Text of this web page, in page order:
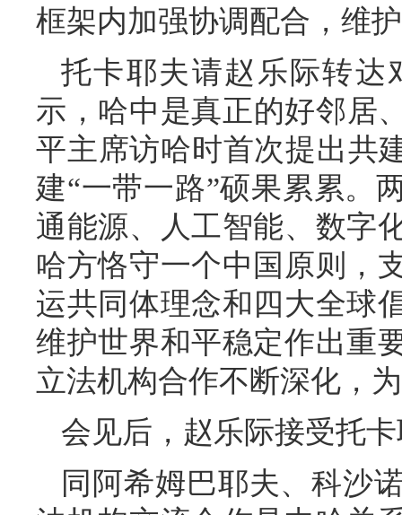
框架内加强协调配合，维
托卡耶夫请赵乐际转达
示，哈中是真正的好邻居
平主席访哈时首次提出共
建“一带一路”硕果累累。
通能源、人工智能、数字
哈方恪守一个中国原则，
运共同体理念和四大全球
维护世界和平稳定作出重
立法机构合作不断深化，
会见后，赵乐际接受托
同阿希姆巴耶夫、科沙